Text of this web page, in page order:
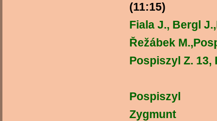
(11:15)
Fiala J., Bergl
Řežábek
Pospiszyl Z. 13,
Pospiszyl
Zygmunt